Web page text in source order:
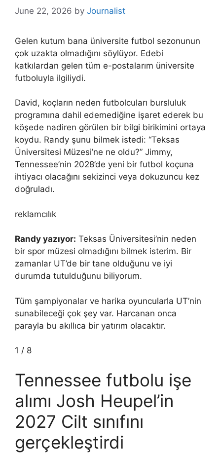
June 22, 2026 by Journalist
Gelen kutum bana üniversite futbol sezonunun
çok uzakta olmadığını söylüyor. Edebi
katkılardan gelen tüm e-postalarım üniversite
futboluyla ilgiliydi.
David, koçların neden futbolcuları bursluluk
programına dahil edemediğine işaret ederek bu
köşede nadiren görülen bir bilgi birikimini ortaya
koydu. Randy şunu bilmek istedi: “Teksas
Üniversitesi Müzesi’ne ne oldu?” Jimmy,
Tennessee’nin 2028’de yeni bir futbol koçuna
ihtiyacı olacağını sekizinci veya dokuzuncu kez
doğruladı.
reklamcılık
Randy yazıyor: Teksas Üniversitesi’nin neden
bir spor müzesi olmadığını bilmek isterim. Bir
zamanlar UT’de bir tane olduğunu ve iyi
durumda tutulduğunu biliyorum.
Tüm şampiyonalar ve harika oyuncularla UT’nin
sunabileceği çok şey var. Harcanan onca
parayla bu akıllıca bir yatırım olacaktır.
1 / 8
Tennessee futbolu işe
alımı Josh Heupel’in
2027 Cilt sınıfını
gerçekleştirdi